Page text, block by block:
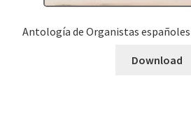
Antología de Organistas
Download